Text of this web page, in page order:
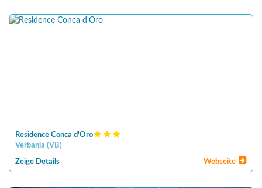
Residence Conca d'Oro
Verbania (VB)
Zeige Details Webseite